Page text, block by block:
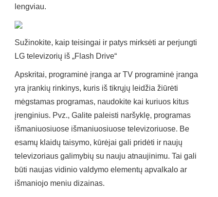
lengviau.
Sužinokite, kaip teisingai ir patys mirksėti ar perjungti
LG televizorių iš „Flash Drive“
Apskritai, programinė įranga ar TV programinė įranga
yra įrankių rinkinys, kuris iš tikrųjų leidžia žiūrėti
mėgstamas programas, naudokite kai kuriuos kitus
įrenginius. Pvz., Galite paleisti naršyklę, programas
išmaniuosiuose išmaniuosiuose televizoriuose. Be
esamų klaidų taisymo, kūrėjai gali pridėti ir naujų
televizoriaus galimybių su nauju atnaujinimu. Tai gali
būti naujas vidinio valdymo elementų apvalkalo ar
išmaniojo meniu dizainas.